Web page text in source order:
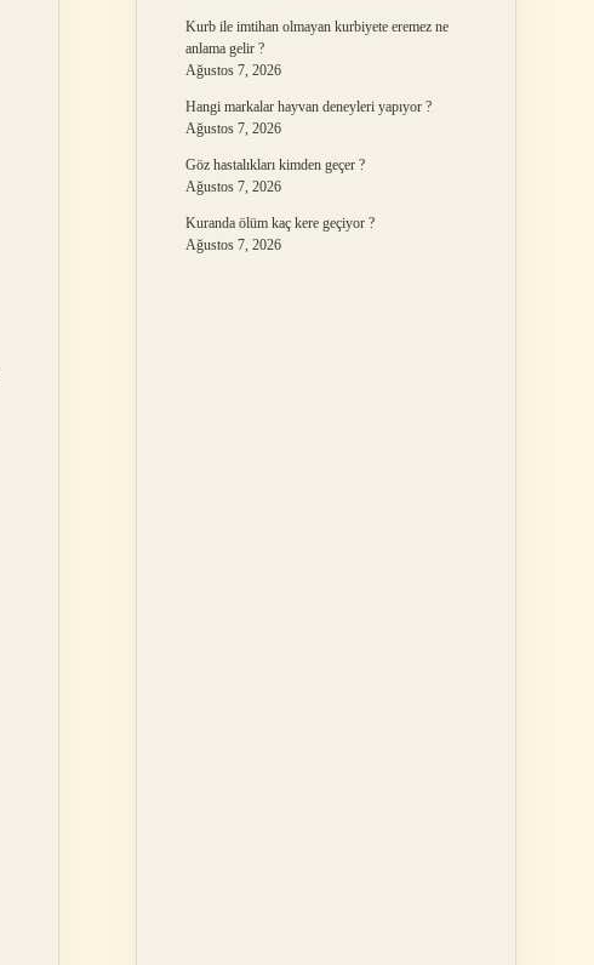
Kurb ile imtihan olmayan kurbiyete eremez ne
anlama gelir ?
Ağustos 7, 2026
Hangi markalar hayvan deneyleri yapıyor ?
Ağustos 7, 2026
Göz hastalıkları kimden geçer ?
Ağustos 7, 2026
Kuranda ölüm kaç kere geçiyor ?
Ağustos 7, 2026